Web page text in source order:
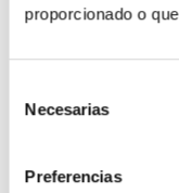
proporcionado o
deNecesarias
Preferencias